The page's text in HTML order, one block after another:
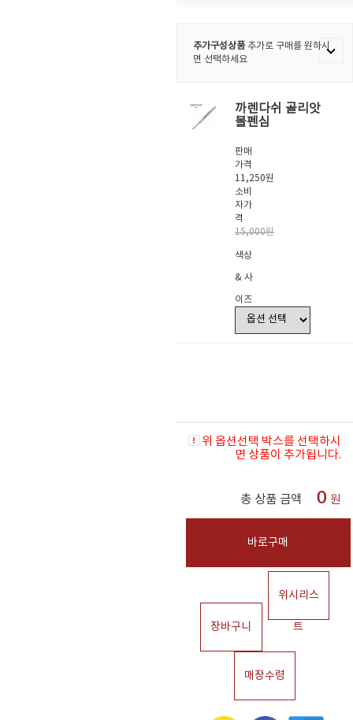
추가구성상품추가로 구매를 원하시
면 선택하세요
까렌다쉬 골리앗
볼펜심
판매
가격
11,250원
소비
자가
격
15,000원
색상
& 사
이즈
위 옵션선택 박스를 선택하시
면 상품이 추가됩니다.
총 상품 금액 0 원
바로구매
장바구니
위시리스
트
매장수령